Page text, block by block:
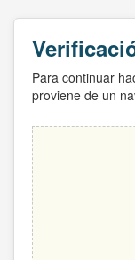
Para continuar
proviene de un